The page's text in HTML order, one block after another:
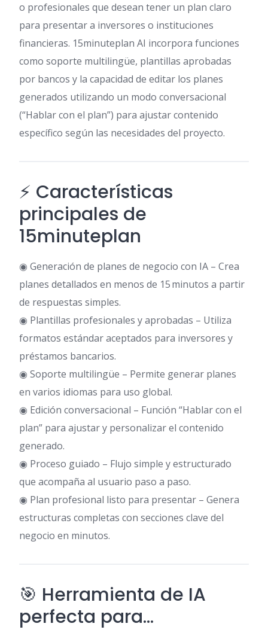
o profesionales que desean tener un plan claro
para presentar a inversores o instituciones
financieras. 15minuteplan AI incorpora funciones
como soporte multilingüe, plantillas aprobadas
por bancos y la capacidad de editar los planes
generados utilizando un modo conversacional
(“Hablar con el plan”) para ajustar contenido
específico según las necesidades del proyecto.
⚡ Características
principales de
15minuteplan
◉ Generación de planes de negocio con IA – Crea
planes detallados en menos de 15 minutos a partir
de respuestas simples.
◉ Plantillas profesionales y aprobadas – Utiliza
formatos estándar aceptados para inversores y
préstamos bancarios.
◉ Soporte multilingüe – Permite generar planes
en varios idiomas para uso global.
◉ Edición conversacional – Función “Hablar con el
plan” para ajustar y personalizar el contenido
generado.
◉ Proceso guiado – Flujo simple y estructurado
que acompaña al usuario paso a paso.
◉ Plan profesional listo para presentar – Genera
estructuras completas con secciones clave del
negocio en minutos.
🎯 Herramienta de IA
perfecta para…